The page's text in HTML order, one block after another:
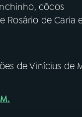
côcos
de Caria
de Vinícius de